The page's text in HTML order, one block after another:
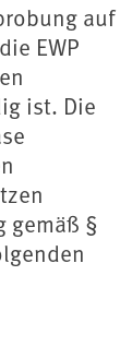
auf
EWP
ist. Die
gemäß §